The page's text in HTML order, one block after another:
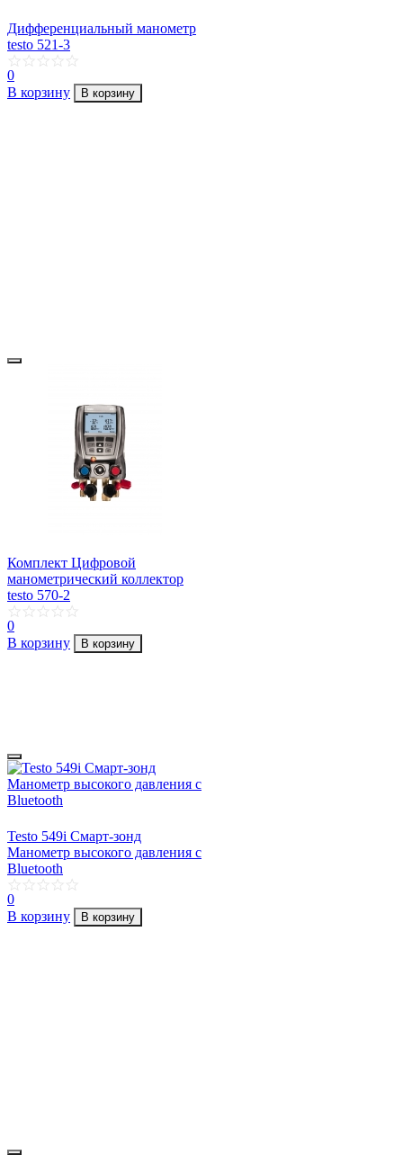
Дифференциальный манометр
testo 521-3
0
В корзину
В корзину
Комплект Цифровой
манометрический коллектор
testo 570-2
0
В корзину
В корзину
Testo 549i Смарт-зонд
Манометр высокого давления с
Bluetooth
0
В корзину
В корзину